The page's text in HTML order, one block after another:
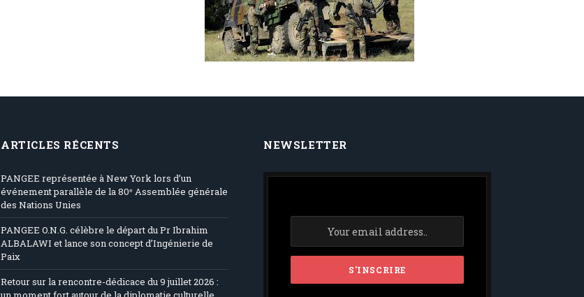
ARTICLES RÉCENTS
PANGEE représentée à New York lors d’un
événement parallèle de la 80ᵉ Assemblée générale
des Nations Unies
PANGEE O.N.G. célèbre le départ du Pr Ibrahim
ALBALAWI et lance son concept d’Ingénierie de
Paix
Retour sur la rencontre-dédicace du 9 juillet 2026 :
NEWSLETTER